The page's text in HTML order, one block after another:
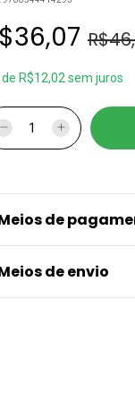
de R$12,02 sem juros
de
de envio